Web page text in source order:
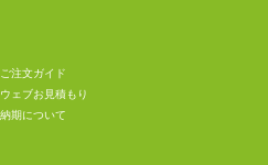
ご注文ガイド
ウェブお見積もり
納期について